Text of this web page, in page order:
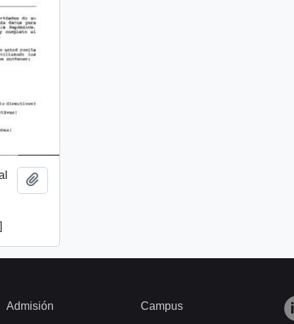
Admisión Campus